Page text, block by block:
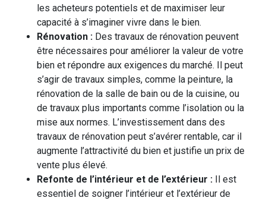
les acheteurs potentiels et de maximiser leur
capacité à s’imaginer vivre dans le bien.
Rénovation : Des travaux de rénovation peuvent
être nécessaires pour améliorer la valeur de votre
bien et répondre aux exigences du marché. Il peut
s’agir de travaux simples, comme la peinture, la
rénovation de la salle de bain ou de la cuisine, ou
de travaux plus importants comme l’isolation ou la
mise aux normes. L’investissement dans des
travaux de rénovation peut s’avérer rentable, car il
augmente l’attractivité du bien et justifie un prix de
vente plus élevé.
Refonte de l’intérieur et de l’extérieur : Il est
essentiel de soigner l’intérieur et l’extérieur de